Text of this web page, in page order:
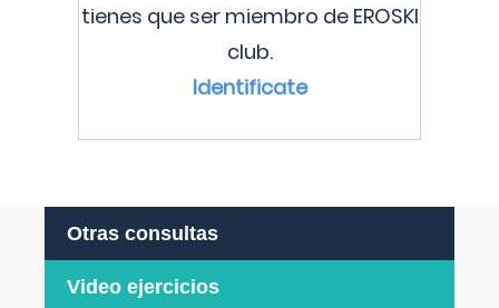
tienes que ser miembro de EROSKI
club.
Identificate
Otras consultas
Video ejercicios